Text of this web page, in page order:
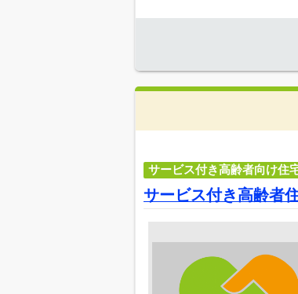
サービス付き高齢者向け住
サービス付き高齢者